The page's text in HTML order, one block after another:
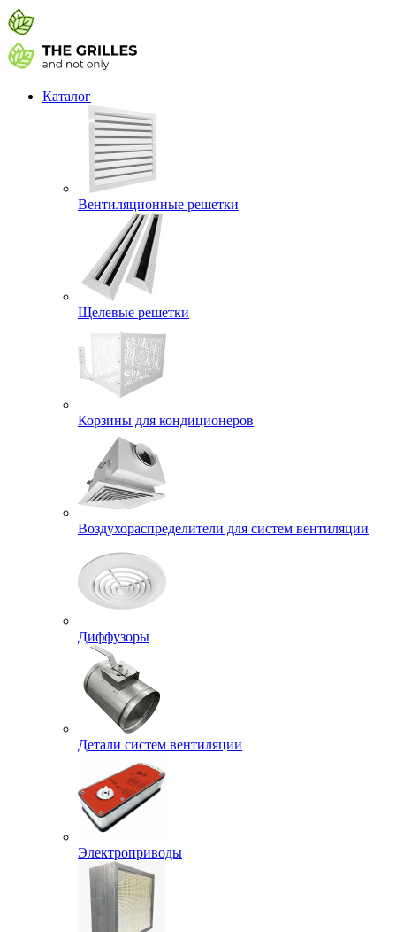
Каталог
Вентиляционные решетки
Щелевые решетки
Корзины для кондиционеров
Воздухораспределители для систем вентиляции
Диффузоры
Детали систем вентиляции
Электроприводы